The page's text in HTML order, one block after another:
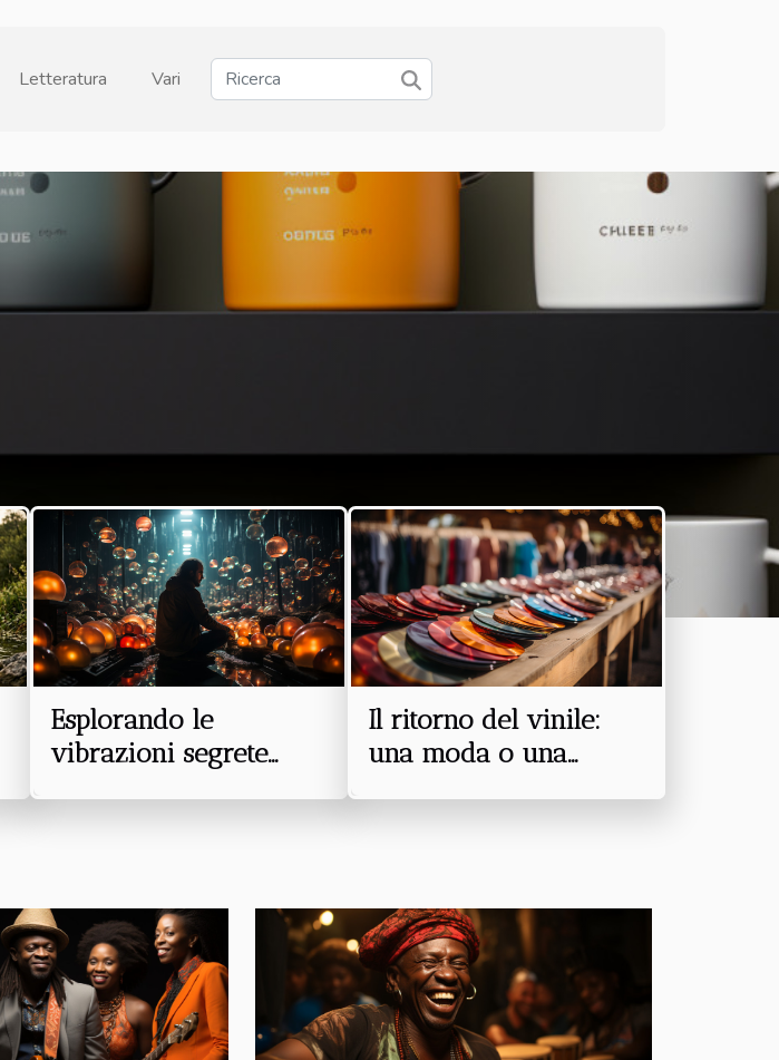
Letteratura Vari
Esplorando le
vibrazioni segrete
Il ritorno del vinile:
una moda o una